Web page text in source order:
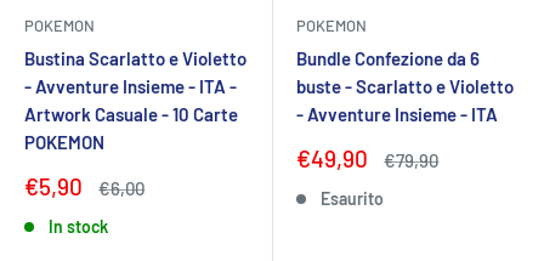
POKEMON
Bustina Scarlatto e Violetto
- Avventure Insieme - ITA -
Artwork Casuale - 10 Carte
POKEMON
Prezzo
€5,90 Prezzo
€6,00
In stock
POKEMON
Bundle Confezione da 6
buste - Scarlatto e Violetto
- Avventure Insieme - ITA
Prezzo
€49,90 Prezzo
€79,90
Esaurito